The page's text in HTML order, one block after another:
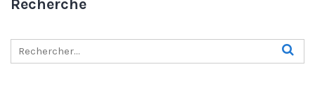
Recherche